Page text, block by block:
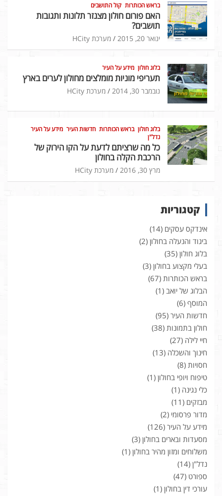
בראש הכותרות קול התושבים
האם פורום חולון מצנזר תלונות ותגובות
תושבים?
ינואר 20, 2015 מערכת HCity
בלוג חולון מידע על העיר
תעריפי מוניות מומלצים מחולון לערים בארץ
נובמבר 30, 2014 מערכת HCity
בלוג חולון בראש הכותרות חדשות העיר מידע על העיר
נדל"ן
כל מה שרציתם לדעת על הקו הירוק של
הרכבת הקלה בחולון
מרץ 30, 2016 מערכת HCity
קטגוריות
אינדקס עסקים (14)
ביגוד והנעלה בחולון (2)
בלוג חולון (35)
בעלי מקצוע בחולון (3)
בראש הכותרות (67)
הבלוג של יואב (1)
המוסף (6)
חדשות העיר (95)
חולון בתמונות (38)
חיי לילה (27)
חינוך והשכלה (13)
חסויות (8)
טיפוח ויופי בחולון (1)
כלי נגינה (1)
מבזקים (11)
מדור פרסומי (2)
מידע על העיר (126)
מסעדות ובארים בחולון (3)
משלוחים ומזון מהיר בחולון (1)
נדל"ן (14)
ספורט (47)
עורכי דין בחולון (1)